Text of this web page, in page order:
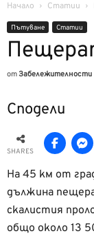
Начало Статии
Пътуване Статии
отЗабележителности
Сподели
SHARES
На 45 км от
дължина
скалистия
общо около 13